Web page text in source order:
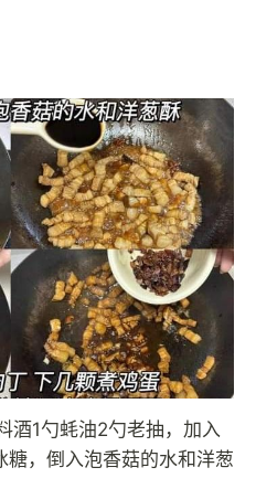
酒1勺蚝油2勺老抽，加入
，倒入泡香菇的水和洋葱